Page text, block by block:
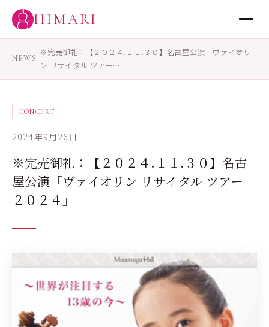
HIMARI
NEWS›
※完売御礼：【２０２４.１１.３０】名古屋公演「ヴァイオリ
ン リサイタル ツアー…
CONCERT
2024年9月26日
※完売御礼：【２０２４.１１.３０】名古
屋公演「ヴァイオリン リサイタル ツアー
２０２４」